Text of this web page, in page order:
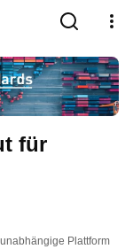
für
Plattform